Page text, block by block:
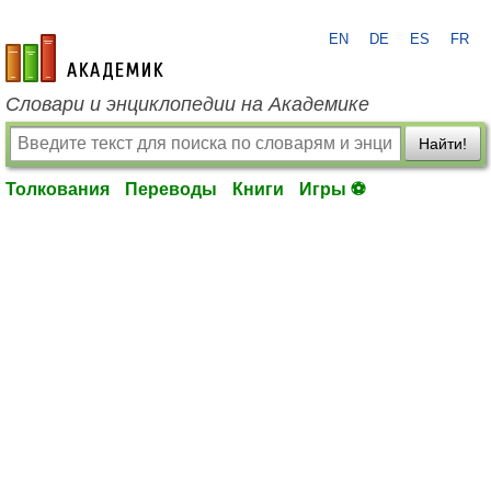
academic.ru
EN DE ES FR
Словари и энциклопедии на Академике
Найти!
Толкования Переводы Книги Игры ⚽